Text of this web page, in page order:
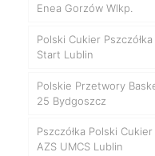
Enea Gorzów Wlkp.
Polski Cukier Pszczółka
Start Lublin
Polskie Przetwory
25 Bydgoszcz
Pszczółka Polski Cukier
AZS UMCS Lublin